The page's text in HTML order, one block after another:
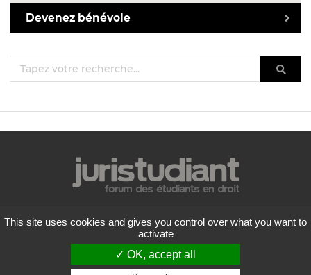
Devenez bénévole
Mentions légales
Politique de confidentialité
Conditions générales d'utilisation
Liste des forums
This site uses cookies and gives you control over what you want to
activate
✓ OK, accept all